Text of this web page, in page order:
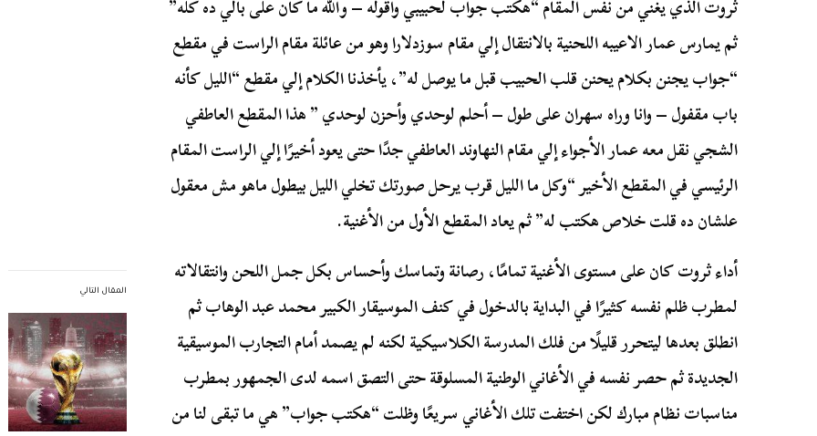
المقال التالي
ثروت الذي يغني من نفس المقام “هكتب جواب لحبيبي واقوله – والله ما كان على بالي ده كله”
ثم يمارس عمار الاعيبه اللحنية بالانتقال إلي مقام سوزدلارا وهو من عائلة مقام الراست في مقطع
“جواب يجنن بكلام يحنن قلب الحبيب قبل ما يوصل له”، يأخذنا الكلام إلي مقطع “الليل كأنه
باب مقفول – وانا وراه سهران على طول – أحلم لوحدي وأحزن لوحدي ” هذا المقطع العاطفي
الشجي نقل معه عمار الأجواء إلي مقام النهاوند العاطفي جدًا حتى يعود أخيرًا إلي الراست المقام
الرئيسي في المقطع الأخير “وكل ما الليل قرب يرحل صورتك تخلي الليل بيطول ماهو مش معقول
علشان ده قلت خلاص هكتب له” ثم يعاد المقطع الأول من الأغنية.
أداء ثروت كان على مستوى الأغنية تمامًا، رصانة وتماسك وأحساس بكل جمل اللحن وانتقالاته
لمطرب ظلم نفسه كثيرًا في البداية بالدخول في كنف الموسيقار الكبير محمد عبد الوهاب ثم
انطلق بعدها ليتحرر قليلًا من فلك المدرسة الكلاسيكية لكنه لم يصمد أمام التجارب الموسيقية
الجديدة ثم حصر نفسه في الأغاني الوطنية المسلوقة حتى التصق اسمه لدى الجمهور بمطرب
مناسبات نظام مبارك لكن اختفت تلك الأغاني سريعًا وظلت “هكتب جواب” هي ما تبقى لنا من